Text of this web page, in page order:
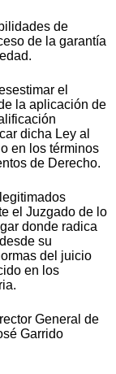
de
de la garantía
el
la aplicación de
dicha Ley al
en los términos
de Derecho.
el Juzgado de lo
donde radica
su
del juicio
en los
General de
Garrido